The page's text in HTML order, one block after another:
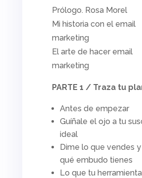
Prólogo. Rosa Morel
Mi historia con el email
marketing
El arte de hacer email
marketing
PARTE 1 / Traza tu
Antes de empezar
Guíñale el ojo a tu
ideal
Dime lo que vendes
qué embudo tienes
Lo que tu